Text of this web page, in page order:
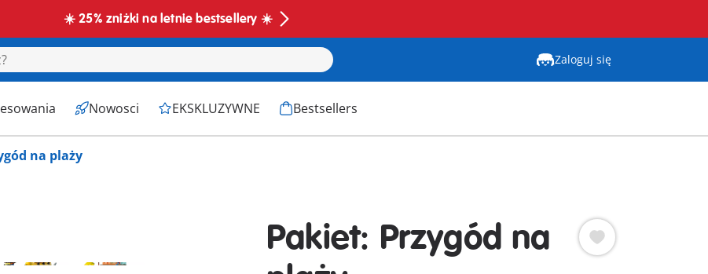
☀️ 25% zniżki na letnie bestsellery ☀️
Zaloguj się
Nowosci EKSKLUZYWNE Bestsellers
na plaży
Pakiet: Przygód na